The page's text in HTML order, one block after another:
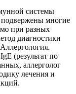
системы
подвержены многие
при разных
диагностики
(результат по
аллерголог
лечения и